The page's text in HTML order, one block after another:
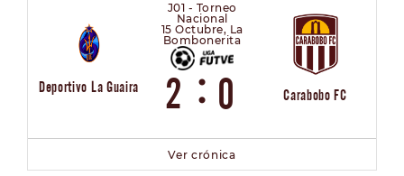
Deportivo La Guaira
J01 - Torneo
Nacional
15 Octubre, La
Bombonerita
2 : 0 Carabobo FC
Ver crónica